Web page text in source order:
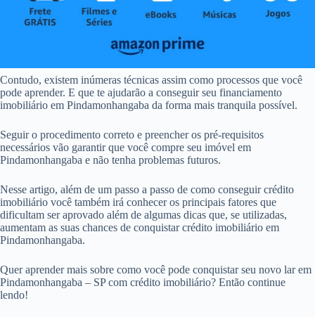
Contudo, existem inúmeras técnicas assim como processos que você
pode aprender. E que te ajudarão a conseguir seu financiamento
imobiliário em Pindamonhangaba da forma mais tranquila possível.
Seguir o procedimento correto e preencher os pré-requisitos
necessários vão garantir que você compre seu imóvel em
Pindamonhangaba e não tenha problemas futuros.
Nesse artigo, além de um passo a passo de como conseguir crédito
imobiliário você também irá conhecer os principais fatores que
dificultam ser aprovado além de algumas dicas que, se utilizadas,
aumentam as suas chances de conquistar crédito imobiliário em
Pindamonhangaba.
Quer aprender mais sobre como você pode conquistar seu novo lar em
Pindamonhangaba – SP com crédito imobiliário? Então continue
lendo!